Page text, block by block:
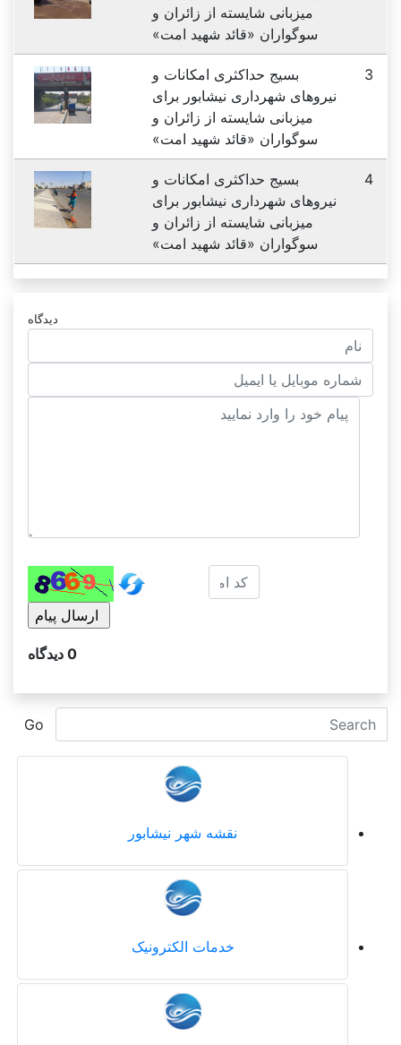
میزبانی شایسته از زائران و
سوگواران «قائد شهید امت»
3
بسیج حداکثری امکانات و
نیروهای شهرداری نیشابور برای
میزبانی شایسته از زائران و
سوگواران «قائد شهید امت»
4
بسیج حداکثری امکانات و
نیروهای شهرداری نیشابور برای
میزبانی شایسته از زائران و
سوگواران «قائد شهید امت»
دیدگاه
0 دیدگاه
Go
نقشه شهر نیشابور
خدمات الکترونیک